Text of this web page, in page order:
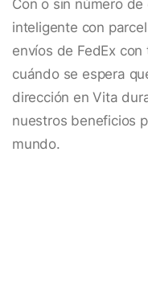
Con o sin número
inteligente con
envíos de FedEx
cuándo se espera
dirección en Vita
nuestros beneficios
mundo.